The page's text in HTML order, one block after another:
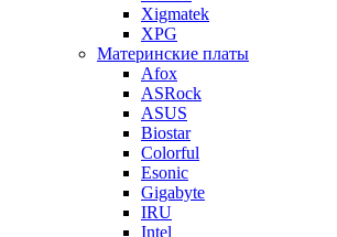
Xigmatek
XPG
Материнские платы
Afox
ASRock
ASUS
Biostar
Colorful
Esonic
Gigabyte
IRU
Intel